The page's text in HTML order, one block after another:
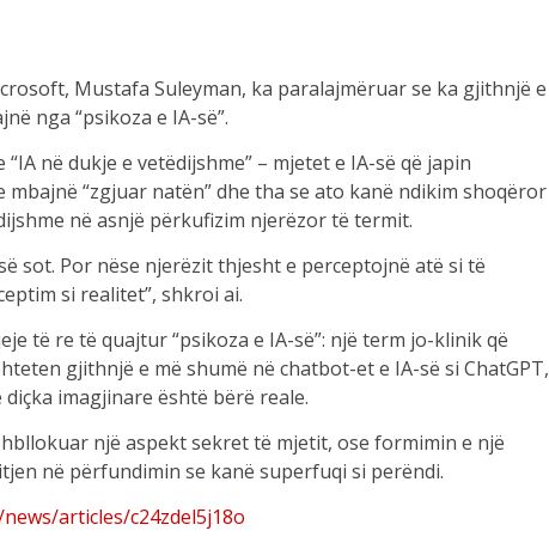
Mustafa Suleyman, ka paralajmëruar se ka gjithnjë e
nga “psikoza e IA-së”.
në dukje e vetëdijshme” – mjetet e IA-së që japin
“zgjuar natën” dhe tha se ato kanë ndikim shoqëror
në asnjë përkufizim njerëzor të termit.
sot. Por nëse njerëzit thjesht e perceptojnë atë si të
si realitet”, shkroi ai.
të re të quajtur “psikoza e IA-së”: një term jo-klinik që
gjithnjë e më shumë në chatbot-et e IA-së si ChatGPT,
imagjinare është bërë reale.
një aspekt sekret të mjetit, ose formimin e një
në përfundimin se kanë superfuqi si perëndi.
articles/c24zdel5j18o